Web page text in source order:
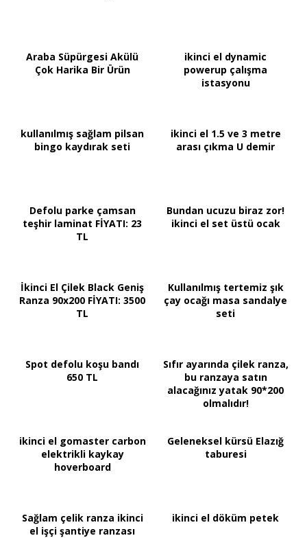
Araba Süpürgesi Akülü
Çok Harika Bir Ürün
ikinci el dynamic
powerup çalışma
istasyonu
kullanılmış sağlam pilsan
bingo kaydırak seti
ikinci el 1.5 ve 3 metre
arası çıkma U demir
Defolu parke çamsan
teşhir laminat FİYATI: 23
TL
Bundan ucuzu biraz zor!
ikinci el set üstü ocak
İkinci El Çilek Black Geniş
Ranza 90x200 FİYATI: 3500
TL
Kullanılmış tertemiz şık
çay ocağı masa sandalye
seti
Spot defolu koşu bandı
650 TL
Sıfır ayarında çilek ranza,
bu ranzaya satın
alacağınız yatak 90*200
olmalıdır!
ikinci el gomaster carbon
elektrikli kaykay
hoverboard
Geleneksel kürsü Elazığ
taburesi
Sağlam çelik ranza ikinci
el işçi şantiye ranzası
ikinci el döküm petek